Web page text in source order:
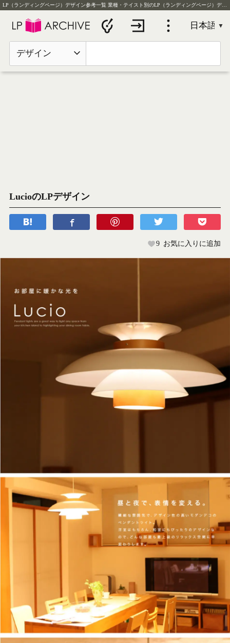
LP（ランディングページ）デザイン参考一覧 業種・テイスト別のLP（ランディングページ）デザイン実例を毎日更新
デザイン
LucioのLPデザイン
9 お気に入りに追加